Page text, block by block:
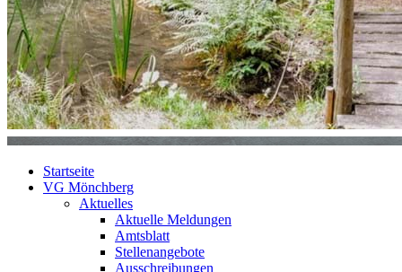
Startseite
VG Mönchberg
Aktuelles
Aktuelle Meldungen
Amtsblatt
Stellenangebote
Ausschreibungen